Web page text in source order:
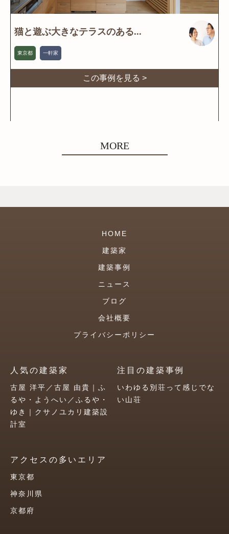
猫と遊ぶ大きなテラスのある...
東京都 一軒家
この事例を見る >
MORE
HOME
建築家
建築事例
ニュース
ブログ
会社概要
プライバシーポリシー
人気の建築家
古屋 洋平／古屋 由貴｜ふ
るや・ようへい／ふるや・
ゆき｜クサノユカリ建築設
計室
注目の建築事例
いわゆる別荘って感じでな
い山荘
アクセスの多いエリア
東京都
神奈川県
京都府